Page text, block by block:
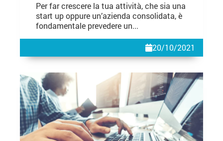
Per far crescere la tua attività, che sia una
start up oppure un’azienda consolidata, è
fondamentale prevedere un...
20/10/2021